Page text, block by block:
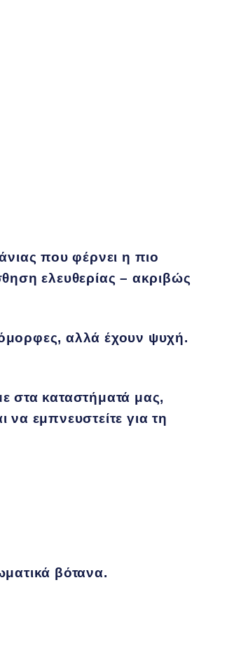
που φέρνει η πιο
ελευθερίας – ακριβώς
αλλά έχουν ψυχή.
στα καταστήματά μας,
εμπνευστείτε για τη
βότανα.